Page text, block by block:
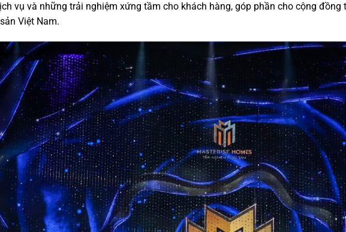
vụ và những trải nghiệm xứng tầm cho khách hàng, góp phần cho cộng
Việt Nam.